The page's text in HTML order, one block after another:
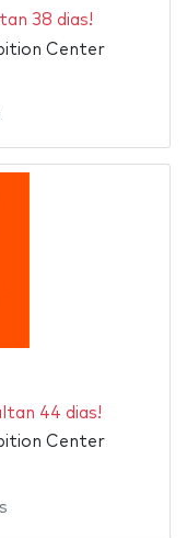
38 dias!
Center
44 dias!
Center